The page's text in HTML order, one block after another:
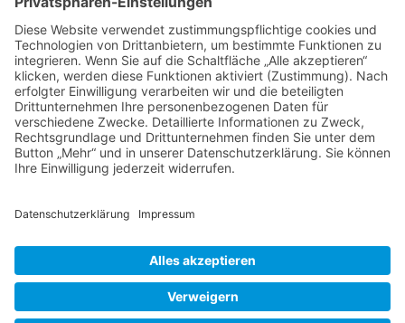
Broschüre “Het Tuinpad Op 2023 – 2025 In
Nachbars Garten” lief wegen Corona allerdings
…In
Nachbars
Garten
|
Het
Tuinpad
Op
Website
Liebe Leser! Ihr könnt euch per E-Mail
informieren lassen, wenn neue Artikel auf
Wurzerlsgarten erscheinen.Folgt dafür einfach
diesem Link und gebt dort eure E-Mailadresse
7. Februar 2025